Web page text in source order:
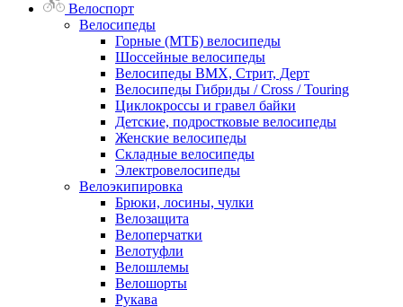
Велоспорт
Велосипеды
Горные (МТБ) велосипеды
Шоссейные велосипеды
Велосипеды BMX, Стрит, Дерт
Велосипеды Гибриды / Cross / Touring
Циклокроссы и гравел байки
Детские, подростковые велосипеды
Женские велосипеды
Складные велосипеды
Электровелосипеды
Велоэкипировка
Брюки, лосины, чулки
Велозащита
Велоперчатки
Велотуфли
Велошлемы
Велошорты
Рукава